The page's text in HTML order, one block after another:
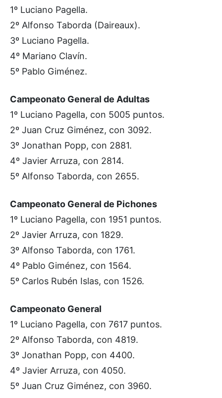
1º Luciano Pagella.
2º Alfonso Taborda (Daireaux).
3º Luciano Pagella.
4º Mariano Clavín.
5º Pablo Giménez.
Campeonato General de Adultas
1º Luciano Pagella, con 5005 puntos.
2º Juan Cruz Giménez, con 3092.
3º Jonathan Popp, con 2881.
4º Javier Arruza, con 2814.
5º Alfonso Taborda, con 2655.
Campeonato General de Pichones
1º Luciano Pagella, con 1951 puntos.
2º Javier Arruza, con 1829.
3º Alfonso Taborda, con 1761.
4º Pablo Giménez, con 1564.
5º Carlos Rubén Islas, con 1526.
Campeonato General
1º Luciano Pagella, con 7617 puntos.
2º Alfonso Taborda, con 4819.
3º Jonathan Popp, con 4400.
4º Javier Arruza, con 4050.
5º Juan Cruz Giménez, con 3960.